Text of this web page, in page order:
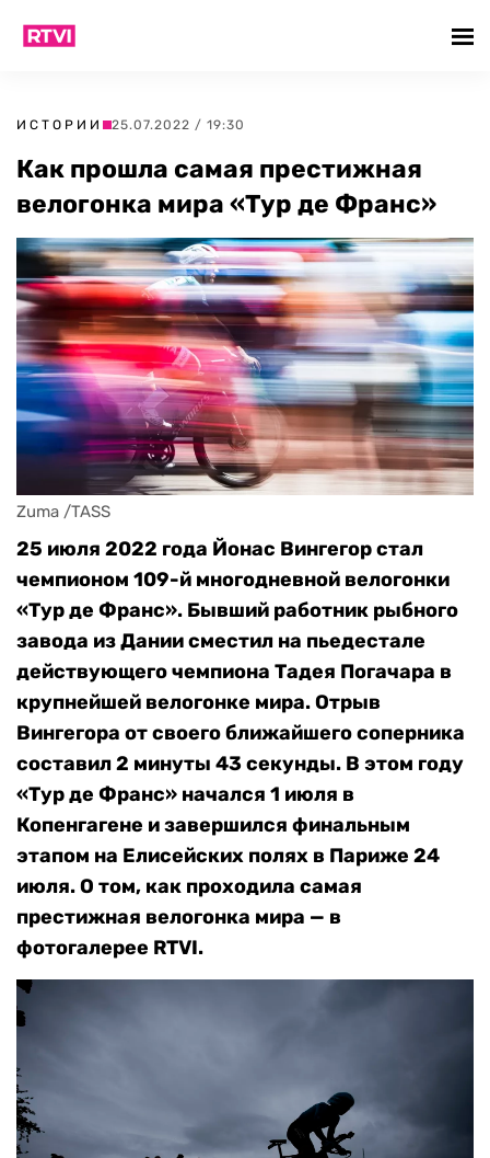
ИСТОРИИ 25.07.2022 / 19:30
Как прошла самая престижная
велогонка мира «Тур де Франс»
Zuma /TASS
25 июля 2022 года Йонас Вингегор стал
чемпионом 109-й многодневной велогонки
«Тур де Франс». Бывший работник рыбного
завода из Дании сместил на пьедестале
действующего чемпиона Тадея Погачара в
крупнейшей велогонке мира.Отрыв
Вингегора от своего ближайшего соперника
составил 2 минуты 43 секунды. В этом году
«Тур де Франс» начался 1 июля в
Копенгагене и завершился финальным
этапом на Елисейских полях в Париже 24
июля. О том, как проходила самая
престижная велогонка мира — в
фотогалерее RTVI.